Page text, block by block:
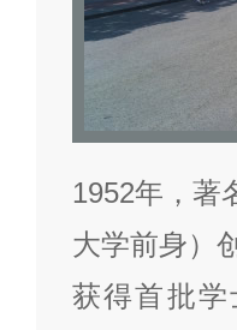
1952年，著
大学前身）
获得首批学